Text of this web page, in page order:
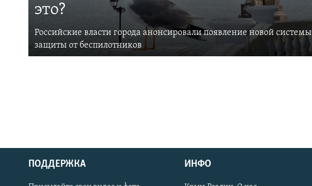
это?
Российские власти города анонсировали появление новой системы
защиты от беспилотников
ПОДДЕРЖКА ИНФО